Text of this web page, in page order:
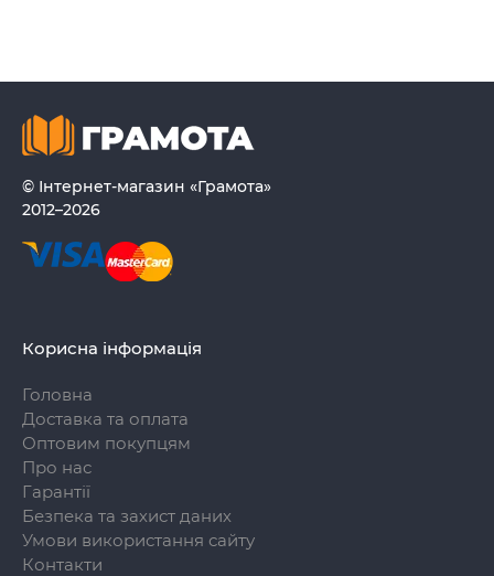
© Інтернет-магазин «Грамота»
2012–2026
Корисна інформація
Головна
Доставка та оплата
Оптовим покупцям
Про нас
Гарантії
Безпека та захист даних
Умови використання сайту
Контакти